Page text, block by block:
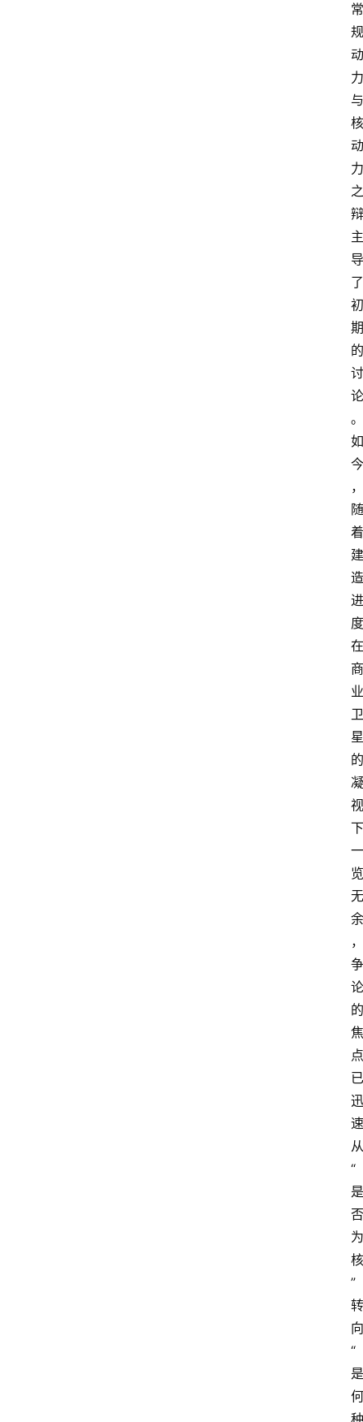
常
规
动
力
与
核
动
力
之
辩
主
导
了
初
期
的
讨
论
。
如
今
，
随
着
建
造
进
度
在
商
业
卫
星
的
凝
视
下
一
览
无
余
，
争
论
的
焦
点
已
迅
速
从
“
是
否
为
核
”
转
向
“
是
何
种